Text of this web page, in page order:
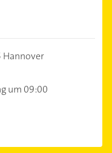
Hannover
um 09:00